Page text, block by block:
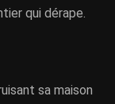
qui dérape.
sa maison